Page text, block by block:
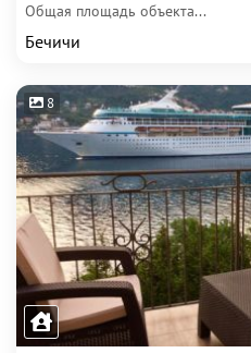
Общая площадь объекта...
Бечичи
8